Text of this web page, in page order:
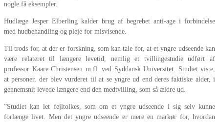
nogle få eksempler.
Hudlæge Jesper Elberling kalder brug af begrebet anti-age i forbindelse
med hudbehandling og pleje for misvisende.
Til trods for, at der er forskning, som kan tale for, at et yngre udseende kan
være relateret til længere levetid, nemlig et tvillingestudie udført af
professor Kaare Christensen m.fl. ved Syddansk Universitet. Studiet viste,
at personer, der blev vurderet til at se yngre ud end deres faktiske alder, i
gennemsnit levede længere end den medtvilling, som så ældre ud.
”Studiet kan let fejltolkes, som om et yngre udseende i sig selv kunne
forlænge livet. Men det yngre udseende er mere en markør for, hvordan